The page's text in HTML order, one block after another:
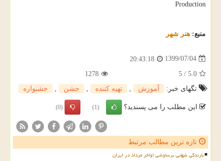
Production
منبع: هنر شهر
1399/07/04
20:43:18
5.0
/
5
1278
تگهای خبر:
آموزش , تهیه كننده , جشن , جشنواره
این مطلب را می پسندید؟ (1)
(0)
تازه ترین مطالب مرتبط
بارندگی شهابی برساوشی اواخر مرداد در ایران